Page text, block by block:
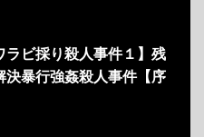
ラビ採り殺人事件１】残
決暴行強姦殺人事件【序